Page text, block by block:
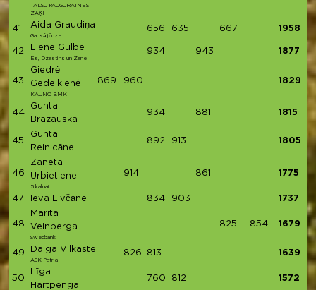
TALSU PAUGURAINES
ZAĶI
41 Aida Graudiņa
Gausā jūdze
656 635 667 1958
42 Liene Gulbe
Es, Džastins un Zane
934 943 1877
43
Giedrė
Gedeikienė
KAUNO BMK
869 960 1829
44
Gunta
Brazauska
934 881 1815
45
Gunta
Reinicāne
892 913 1805
46
Zaneta
Urbietiene
5 kalnai
914 861 1775
47 Ieva Livčāne 834 903 1737
48
Marita
Veinberga
Swedbank
825 854 1679
49 Daiga Vilkaste
ASK Patria
826 813 1639
50
Līga
Hartpenga
760 812 1572